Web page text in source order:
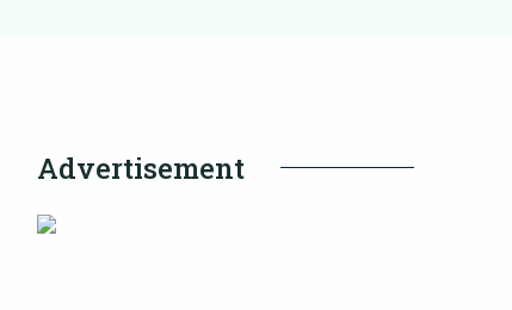
Advertisement